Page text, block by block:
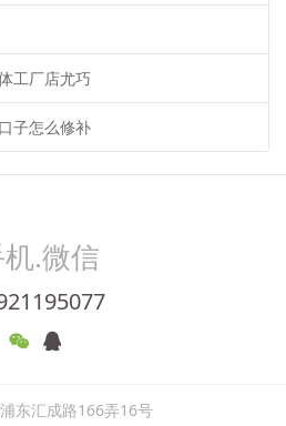
工厂店尤巧
子怎么修补
.微信
东汇成路166弄16号